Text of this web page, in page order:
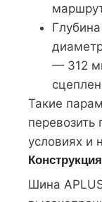
— 312
Такие
условиях и
Шина